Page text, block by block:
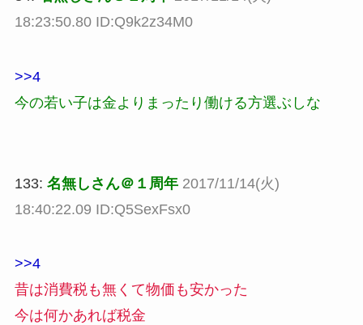
18:23:50.80 ID:Q9k2z34M0
>>4
今の若い子は金よりまったり働ける方選ぶしな
133: 名無しさん＠１周年 2017/11/14(火)
18:40:22.09 ID:Q5SexFsx0
>>4
昔は消費税も無くて物価も安かった
今は何かあれば税金